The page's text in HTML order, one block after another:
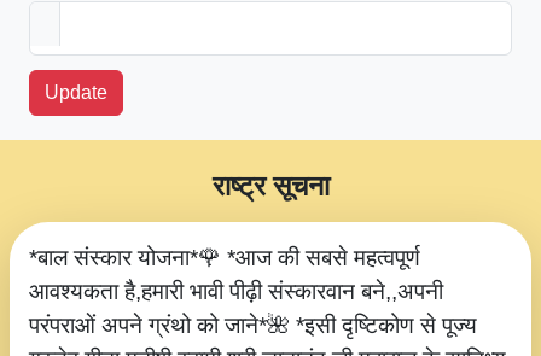
Update
*बाल संस्कार योजना*🌹 *आज की सबसे महत्वपूर्ण
आवश्यकता है,हमारी भावी पीढ़ी संस्कारवान बने,,अपनी
परंपराओं अपने ग्रंथो को जाने*🌺 *इसी दृष्टिकोण से पूज्य
राष्ट्र सूचना